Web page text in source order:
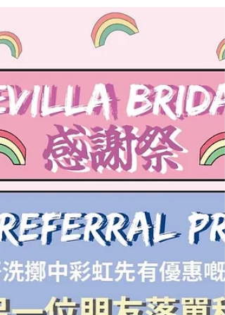
💯客人大讚系列💯感謝客人Eunice & Victor
選擇我地pre-wedding plan ♥️ 更加大讚我地
嘅服務同分享佢地嘅靚相😍😍其實真係唔好
怕煩到我哋啊，我哋任試服務就係為咗幫你
揀到THE ONE，幫你哋係大日子流露最滿足
嘅笑容☺️...